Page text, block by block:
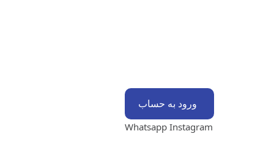
ورود به حساب
Whatsapp Instagram